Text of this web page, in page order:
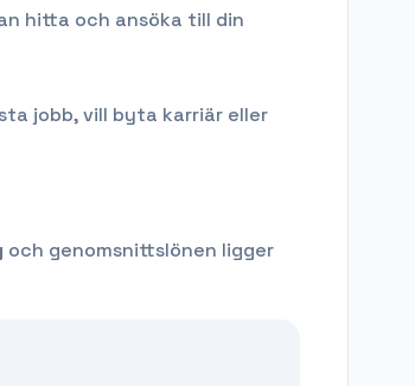
hitta och ansöka till din
jobb, vill byta karriär eller
och genomsnittslönen ligger